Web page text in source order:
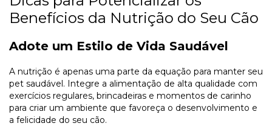
Benefícios da Nutrição do Seu Cão
Adote um Estilo de Vida Saudável
A nutrição é apenas uma parte da equação para manter seu
pet saudável. Integre a alimentação de alta qualidade com
exercícios regulares, brincadeiras e momentos de carinho
para criar um ambiente que favoreça o desenvolvimento e
a felicidade do seu cão.